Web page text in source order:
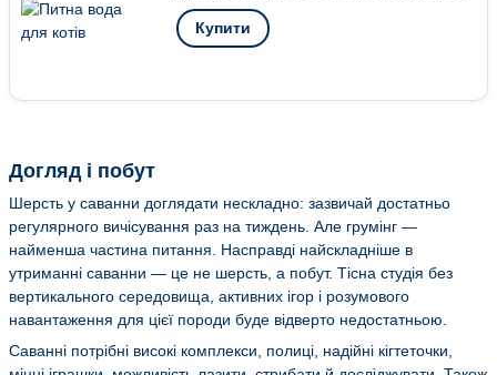
Купити
Догляд і побут
Шерсть у саванни доглядати нескладно: зазвичай достатньо
регулярного вичісування раз на тиждень. Але грумінг —
найменша частина питання. Насправді найскладніше в
утриманні саванни — це не шерсть, а побут. Тісна студія без
вертикального середовища, активних ігор і розумового
навантаження для цієї породи буде відверто недостатньою.
Саванні потрібні високі комплекси, полиці, надійні кігтеточки,